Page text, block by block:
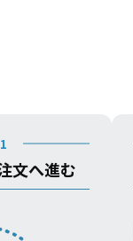
文へ進む